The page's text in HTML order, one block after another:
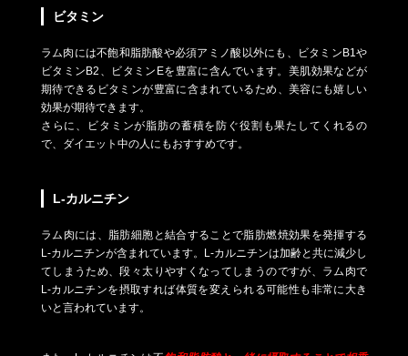
ビタミン
ラム肉には不飽和脂肪酸や必須アミノ酸以外にも、ビタミンB1や
ビタミンB2、ビタミンEを豊富に含んでいます。美肌効果などが
期待できるビタミンが豊富に含まれているため、美容にも嬉しい
効果が期待できます。
さらに、ビタミンが脂肪の蓄積を防ぐ役割も果たしてくれるの
で、ダイエット中の人にもおすすめです。
L-カルニチン
ラム肉には、脂肪細胞と結合することで脂肪燃焼効果を発揮する
L-カルニチンが含まれています。L-カルニチンは加齢と共に減少し
てしまうため、段々太りやすくなってしまうのですが、ラム肉で
L-カルニチンを摂取すれば体質を変えられる可能性も非常に大き
いと言われています。